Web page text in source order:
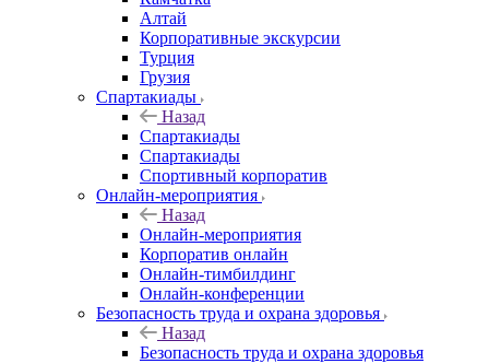
Алтай
Корпоративные экскурсии
Турция
Грузия
Спартакиады
Назад
Спартакиады
Спартакиады
Спортивный корпоратив
Онлайн-мероприятия
Назад
Онлайн-мероприятия
Корпоратив онлайн
Онлайн-тимбилдинг
Онлайн-конференции
Безопасность труда и охрана здоровья
Назад
Безопасность труда и охрана здоровья